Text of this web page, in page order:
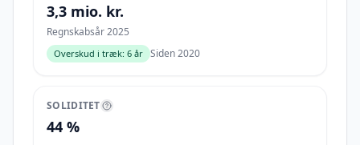
3,3 mio. kr.
Regnskabsår 2025
Overskud i træk: 6 år Siden 2020
SOLIDITET
44 %